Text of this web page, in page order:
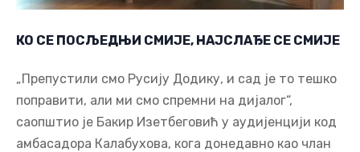
КО СЕ ПОСЉЕДЊИ СМИЈЕ, НАЈСЛАЂЕ СЕ СМИЈЕ
„Препустили смо Русију Додику, и сад је то тешко
поправити, али ми смо спремни на дијалог“,
саопштио је Бакир Изетбеговић у аудијенцији код
амбасадора Калабухова, кога донедавно као члан